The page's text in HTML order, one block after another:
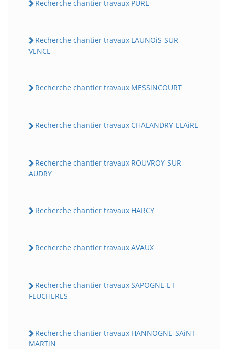
Recherche chantier travaux PURE
Recherche chantier travaux LAUNOiS-SUR-
VENCE
Recherche chantier travaux MESSiNCOURT
Recherche chantier travaux CHALANDRY-ELAiRE
Recherche chantier travaux ROUVROY-SUR-
AUDRY
Recherche chantier travaux HARCY
Recherche chantier travaux AVAUX
Recherche chantier travaux SAPOGNE-ET-
FEUCHERES
Recherche chantier travaux HANNOGNE-SAiNT-
MARTiN